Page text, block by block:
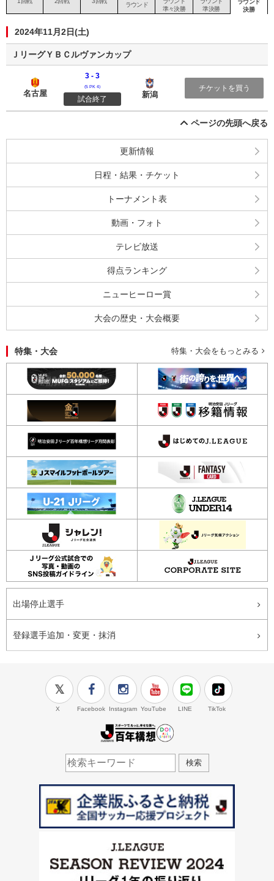
ラウンド
準々決勝
準決勝
決勝
2024年11月2日(土)
ＪリーグＹＢＣルヴァンカップ
名古屋
3 - 3
(5 PK 4)
試合終了 新潟
チケットを買う
ページの先頭へ戻る
更新情報
日程・結果・チケット
トーナメント表
動画・フォト
テレビ放送
得点ランキング
ニューヒーロー賞
大会の歴史・大会概要
特集・大会 特集・大会をもっとみる
出場停止選手
登録選手追加・変更・抹消
X Facebook Instagram YouTube LINE TikTok
検索